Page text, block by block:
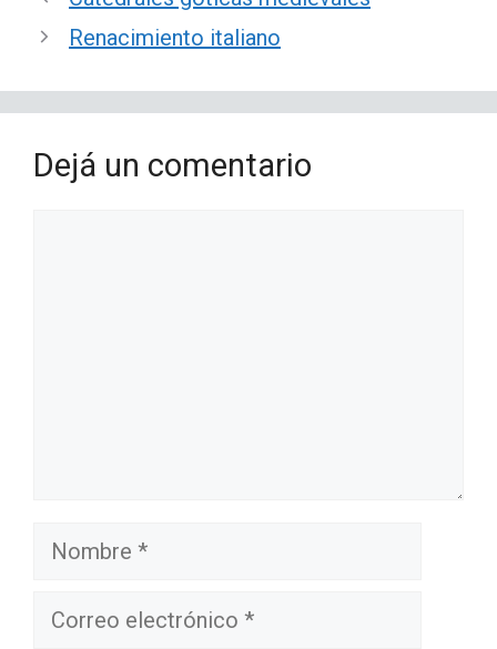
Renacimiento italiano
Dejá un comentario
Nombre
Correo